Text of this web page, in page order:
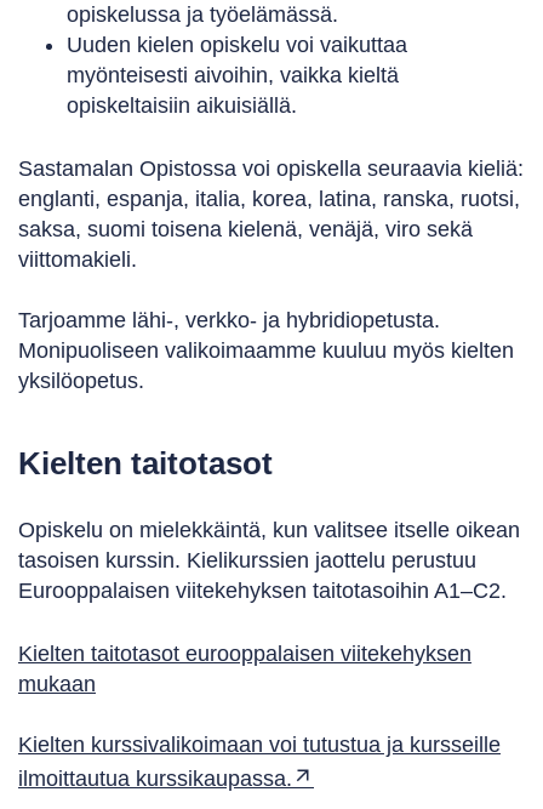
opiskelussa ja työelämässä.
Uuden kielen opiskelu voi vaikuttaa
myönteisesti aivoihin, vaikka kieltä
opiskeltaisiin aikuisiällä.
Sastamalan Opistossa voi opiskella seuraavia kieliä:
englanti, espanja, italia, korea, latina, ranska, ruotsi,
saksa, suomi toisena kielenä, venäjä, viro sekä
viittomakieli.
Tarjoamme lähi-, verkko- ja hybridiopetusta.
Monipuoliseen valikoimaamme kuuluu myös kielten
yksilöopetus.
Kielten taitotasot
Opiskelu on mielekkäintä, kun valitsee itselle oikean
tasoisen kurssin. Kielikurssien jaottelu perustuu
Eurooppalaisen viitekehyksen taitotasoihin A1–C2.
Kielten taitotasot eurooppalaisen viitekehyksen
mukaan
Kielten kurssivalikoimaan voi tutustua ja kursseille
ilmoittautua kurssikaupassa.